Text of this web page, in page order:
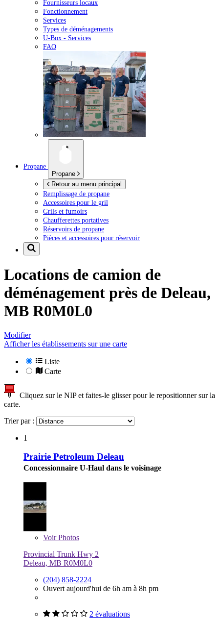
Fournisseurs locaux
Fonctionnement
Services
Types de déménagements
U-Box - Services
FAQ
Propane
Propane
Retour au menu principal
Remplissage de propane
Accessoires pour le gril
Grils et fumoirs
Chaufferettes portatives
Réservoirs de propane
Pièces et accessoires pour réservoir
Locations de camion de
déménagement près de Deleau,
MB R0M0L0
Modifier
Afficher les établissements sur une carte
Liste
Carte
Cliquez sur le NIP et faites-le glisser pour le repositionner sur la
carte.
Trier par :
1
Prairie Petroleum Deleau
Concessionnaire U-Haul dans le voisinage
VoirPhotos
Provincial Trunk Hwy 2
Deleau, MB R0M0L0
(204) 858-2224
Ouvert aujourd'hui de 6h am à 8h pm
2 évaluations